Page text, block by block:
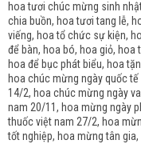
hoa tươi chúc mừng sinh
chia buồn, hoa tươi tang lễ,
viếng, hoa tổ chức sự kiện,
để bàn, hoa bó, hoa giỏ,
hoa để bục phát biểu, hoa
hoa chúc mừng ngày quốc
14/2, hoa chúc mừng ngày
nam 20/11, hoa mừng ngày
thuốc việt nam 27/2, hoa
tốt nghiệp, hoa mừng tân